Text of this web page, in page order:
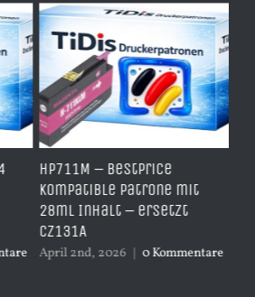
mit
HP711Y – BestPrice
Kompatible Patrone Yellow
mit 28ml Inhalt – ersetzt
CZ132A
April 2nd, 2026 | 0 Kommentare